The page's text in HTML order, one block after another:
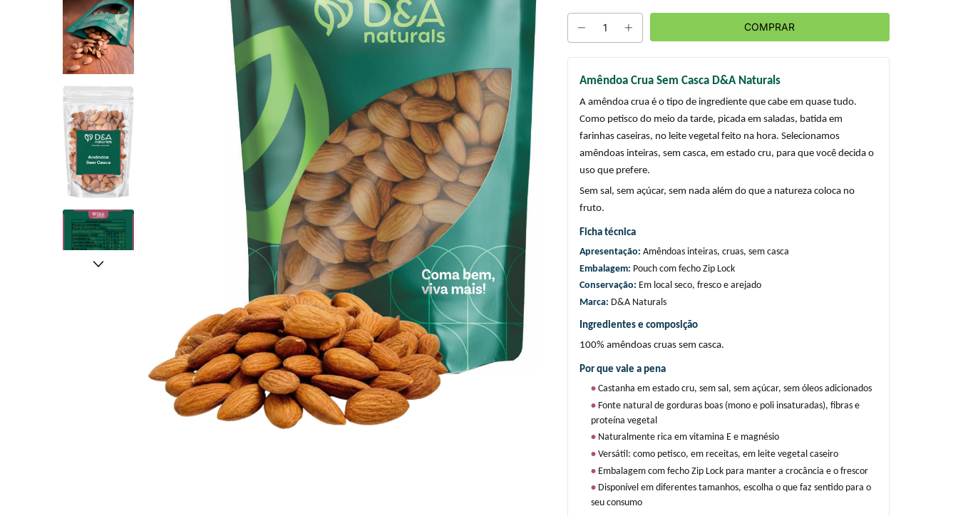
Amêndoa Crua Sem Casca D&A Naturals
A amêndoa crua é o tipo de ingrediente que cabe em quase tudo.
Como petisco do meio da tarde, picada em saladas, batida em
farinhas caseiras, no leite vegetal feito na hora. Selecionamos
amêndoas inteiras, sem casca, em estado cru, para que você decida o
uso que prefere.
Sem sal, sem açúcar, sem nada além do que a natureza coloca no
fruto.
Ficha técnica
Apresentação: Amêndoas inteiras, cruas, sem casca
Embalagem: Pouch com fecho Zip Lock
Conservação: Em local seco, fresco e arejado
Marca: D&A Naturals
Ingredientes e composição
100% amêndoas cruas sem casca.
Por que vale a pena
• Castanha em estado cru, sem sal, sem açúcar, sem óleos adicionados
• Fonte natural de gorduras boas (mono e poli insaturadas), fibras e
proteína vegetal
• Naturalmente rica em vitamina E e magnésio
• Versátil: como petisco, em receitas, em leite vegetal caseiro
• Embalagem com fecho Zip Lock para manter a crocância e o frescor
• Disponível em diferentes tamanhos, escolha o que faz sentido para o
seu consumo